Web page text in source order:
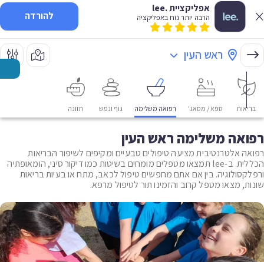
אפליקציית .lee
הרבה יותר נוח באפליקציה להורדה
ראש העין
בריאות ספא / מסאג' רפואה משלימה גוף ונפש תזונה
רפואה משלימה ראש העין
רפואה אלטרנטיבית מציעה טיפולים טבעיים ומקיפים לשיפור הבריאות
הכללית. ב-lee תמצאו מטפלים מומחים בשיטות כמו דיקור סיני, הומאופתיה
ורפלקסולוגיה. בין אם אתם מחפשים טיפול לכאב, מתח או בעיות בריאות
שונות, מצאו מטפל קרוב והזמינו תור לטיפול מרפא.